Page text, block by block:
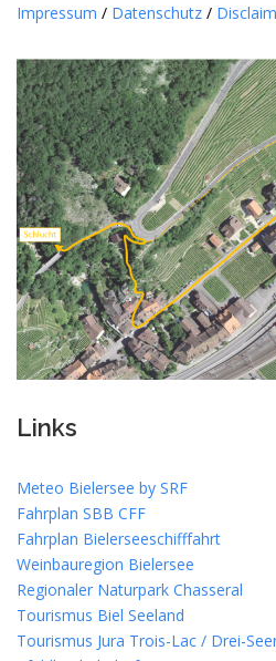
Impressum / Datenschutz /
Links
Meteo Bielersee by SRF
Fahrplan SBB CFF
Fahrplan Bielerseeschifffahrt
Weinbauregion Bielersee
Regionaler Naturpark Chasseral
Tourismus Biel Seeland
Tourismus Jura Trois-Lac / Drei-